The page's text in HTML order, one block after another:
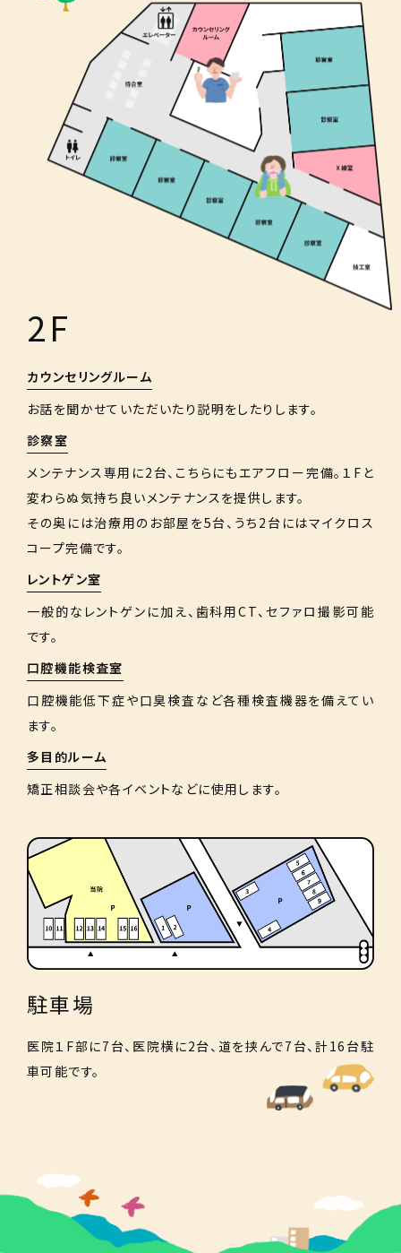
2F
カウンセリングルーム
お話を聞かせていただいたり説明をしたりします。
診察室
メンテナンス専用に2台、こちらにもエアフロー完備。１Fと
変わらぬ気持ち良いメンテナンスを提供します。
その奥には治療用のお部屋を5台、うち2台にはマイクロス
コープ完備です。
レントゲン室
一般的なレントゲンに加え、歯科用CT、セファロ撮影可能
です。
口腔機能検査室
口腔機能低下症や口臭検査など各種検査機器を備えてい
ます。
多目的ルーム
矯正相談会や各イベントなどに使用します。
駐車場
医院１F部に7台、医院横に2台、道を挟んで7台、計16台駐
車可能です。